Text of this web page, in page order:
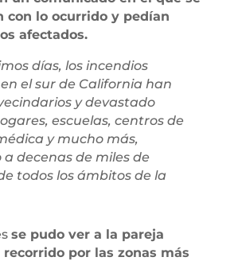
con lo ocurrido y pedían
afectados.
días, los incendios
el sur de California han
y devastado
escuelas, centros de
y mucho más,
decenas de miles de
todos los ámbitos de la
se pudo ver a la pareja
por las zonas más